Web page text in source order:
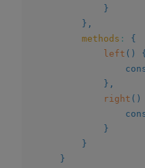
}
} ,
methods :
{
left ( )
{
} ,
right ( )
}
}
}